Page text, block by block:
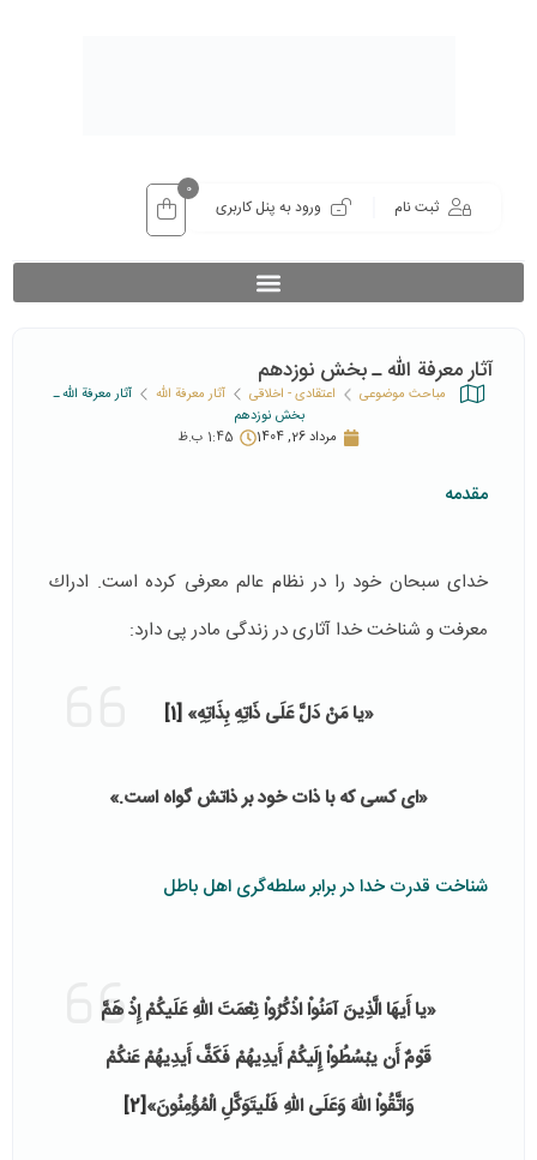
ثبت نام ورود به پنل کاربری
0
آثار معرفة‌ الله ـ بخش نوزدهم
مباحث موضوعی اعتقادی - اخلاقی آثار معرفة‌ الله
آثار معرفة‌ الله ـ
بخش نوزدهم
مرداد 26, 1404
1:45 ب.ظ
مقدمه
خدای سبحان خود را در نظام عالم معرفی كرده است. ادراك
معرفت و ‌شناخت خدا آثاری در زندگی مادر پی دارد:
«یا مَنْ دَلَّ عَلَى ذَاتِهِ بِذَاتِهِ» [1]
«ای کسی که با ذات خود بر ذاتش گواه است.»
شناخت قدرت خدا در برابر سلطه‌گری اهل باطل
«یا أَیهَا الَّذِینَ آمَنُواْ اذْكُرُواْ نِعْمَتَ اللّهِ عَلَیكُمْ إِذْ هَمَّ
قَوْمٌ أَن یبْسُطُواْ إِلَیكُمْ أَیدِیهُمْ فَكَفَّ أَیدِیهُمْ عَنكُمْ
وَاتَّقُواْ اللّهَ وَعَلَى اللّهِ فَلْیتَوَكَّلِ الْمُؤْمِنُونَ»[2]